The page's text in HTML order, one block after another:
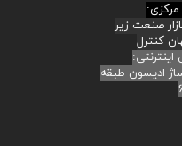
مرکزی:
صنعت زیر
ادیسون طبقه